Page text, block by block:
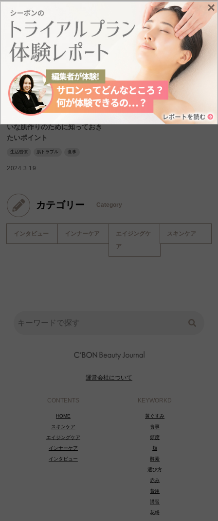
インナーケア
肌荒れはお酒と関係ある？きれ
いな肌作りのために知っておき
たいポイント
生活習慣 肌トラブル 食事
2024.3.19
カテゴリー Category
インタビュー インナーケア
エイジングケ
ア
スキンケア
運営会社について
CONTENTS
HOME
スキンケア
エイジングケア
インナーケア
インタビュー
KEYWORKD
黄ぐすみ
食事
頻度
頬
酵素
選び方
赤み
費用
講習
花粉
×